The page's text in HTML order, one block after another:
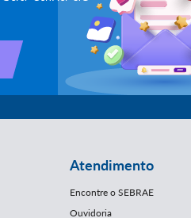
Atendimento
Encontre o SEBRAE
Ouvidoria